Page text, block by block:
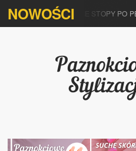
NOWOŚCI
SWĘDZĄ MNIE STOPY PO